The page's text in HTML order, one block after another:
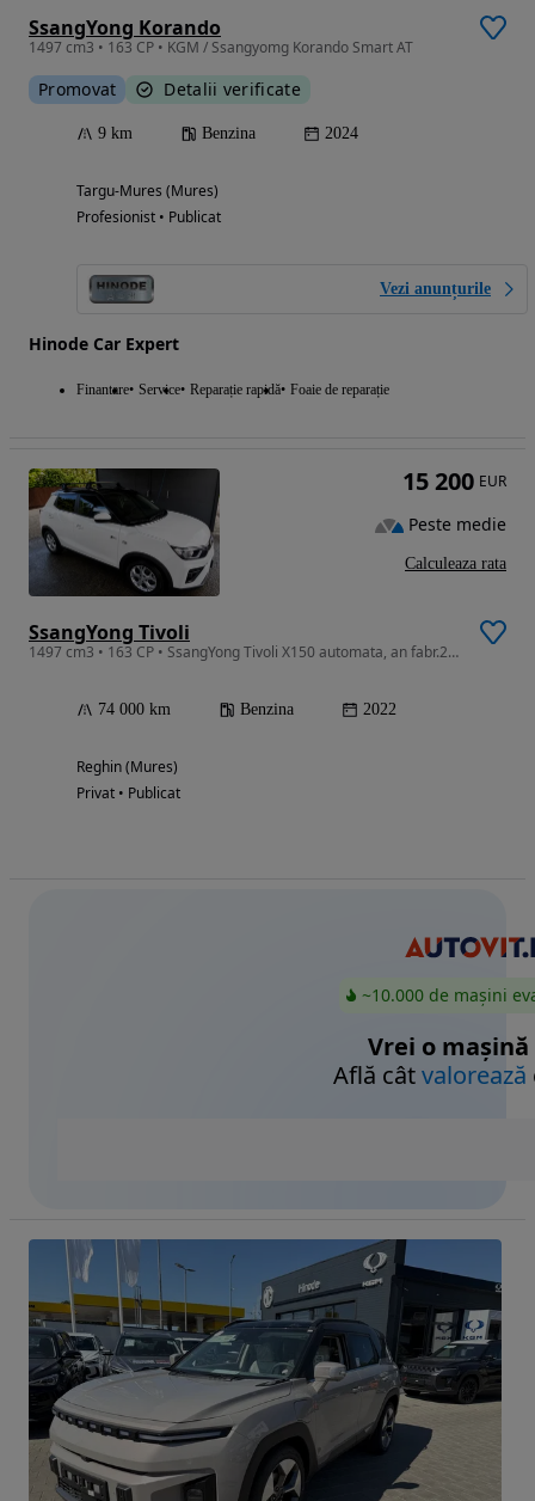
SsangYong Korando
1497 cm3 • 163 CP • KGM / Ssangyomg Korando Smart AT
Promovat Detalii verificate
9 km Benzina 2024
Targu-Mures (Mures)
Profesionist • Publicat
Vezi anunțurile
Hinode Car Expert
Finantare Service Reparație rapidă Foaie de reparație
SsangYong Tivoli
1497 cm3 • 163 CP • SsangYong Tivoli X150 automata, an fabr.2022
74 000 km Benzina 2022
Reghin (Mures)
Privat • Publicat
15 200 EUR
Peste medie
Calculeaza rata
~10.000 de mașini
Vrei o mașină
Află câtvalorează